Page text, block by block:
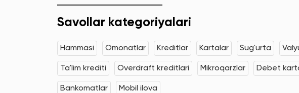
Savollar kategoriyalari
Hammasi Omonatlar Kreditlar Kartalar Sug'urta
Ta'lim krediti Overdraft kreditlari Mikroqarzlar Debet
Bankomatlar Mobil ilova